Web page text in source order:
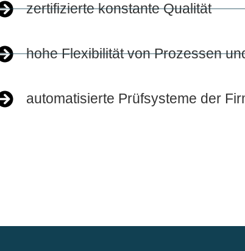
zertifizierte konstante Qualität
hohe Flexibilität von Prozessen
automatisierte Prüfsysteme der